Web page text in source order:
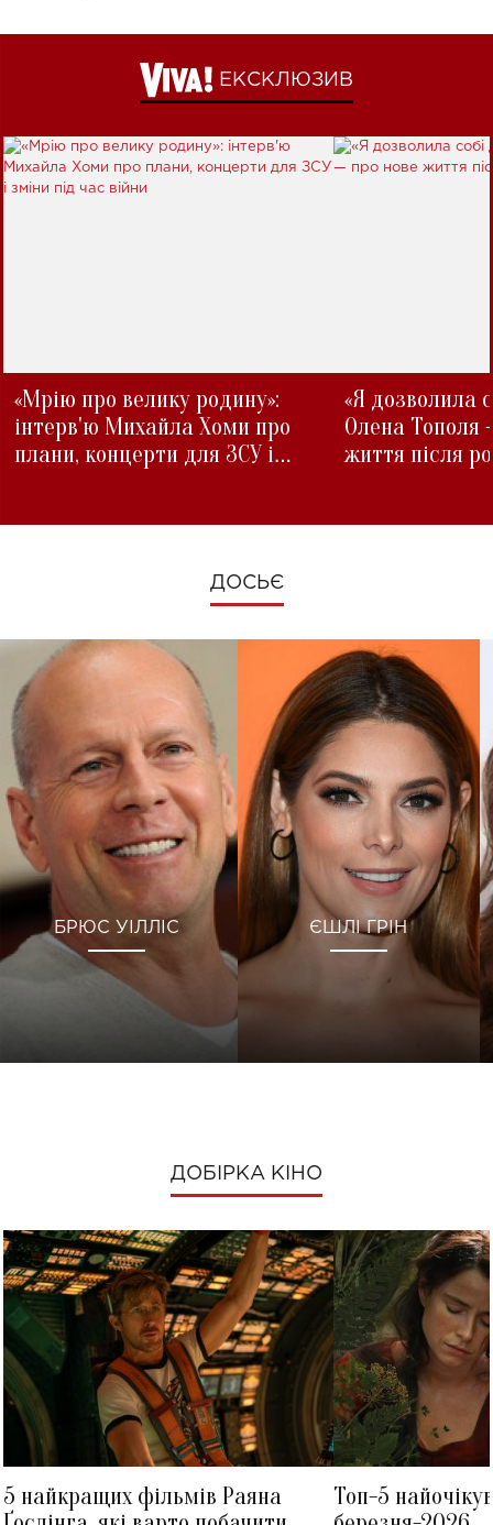
ЕКСКЛЮЗИВ
«Мрію про велику родину»:
інтерв'ю Михайла Хоми про
плани, концерти для ЗСУ і
«Я дозволила
Олена Тополя
життя після
ДОСЬЄ
БРЮС УІЛЛІС ЄШЛІ ГРІН
ДОБІРКА КІНО
5 найкращих фільмів Раяна
Топ-5